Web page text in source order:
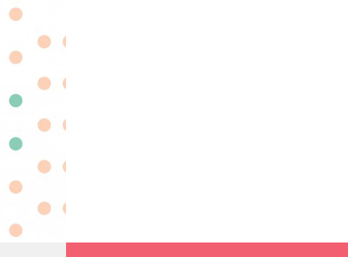
inhoud